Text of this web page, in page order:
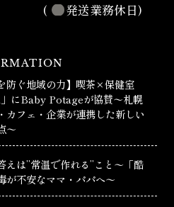
(
発送業務休日)
防ぐ地域の力】喫茶×保健室
にBaby Potageが協賛〜札幌
カフェ・企業が連携した新しい
〜
えは”常温で作れる”こと〜「酷
が不安なママ・パパへ〜